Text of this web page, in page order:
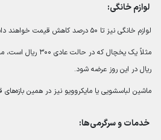
لوازم خانگی:
لوازم خانگی نیز تا ۵۰ درصد کاهش قیمت خواهند داشت.
ریال در این روز عرضه شود.
ماشین لباسشویی یا مایکروویو نیز در همین
خدمات و سرگرمی‌ها: